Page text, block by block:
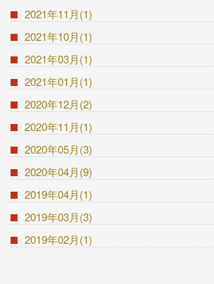
2021年11月(1)
2021年10月(1)
2021年03月(1)
2021年01月(1)
2020年12月(2)
2020年11月(1)
2020年05月(3)
2020年04月(9)
2019年04月(1)
2019年03月(3)
2019年02月(1)